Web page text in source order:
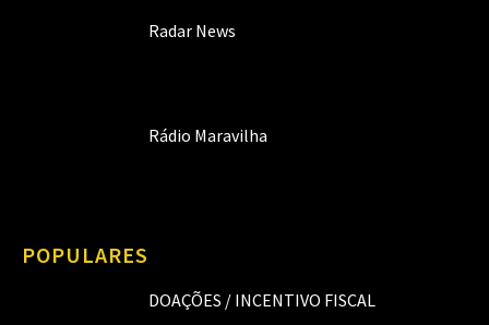
Radar News
Rádio Maravilha
POPULARES
DOAÇÕES / INCENTIVO FISCAL